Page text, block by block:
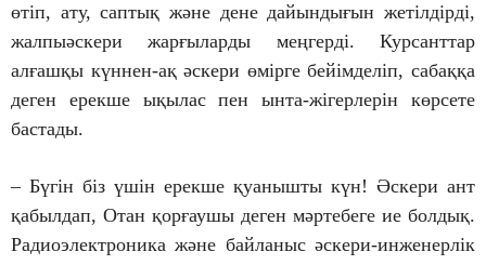
өтіп, ату, саптық және дене дайындығын жетілдірді,
жалпыәскери жарғыларды меңгерді. Курсанттар
алғашқы күннен-ақ әскери өмірге бейімделіп, сабаққа
деген ерекше ықылас пен ынта-жігерлерін көрсете
бастады.
– Бүгін біз үшін ерекше қуанышты күн! Әскери ант
қабылдап, Отан қорғаушы деген мәртебеге ие болдық.
Радиоэлектроника және байланыс әскери-инженерлік